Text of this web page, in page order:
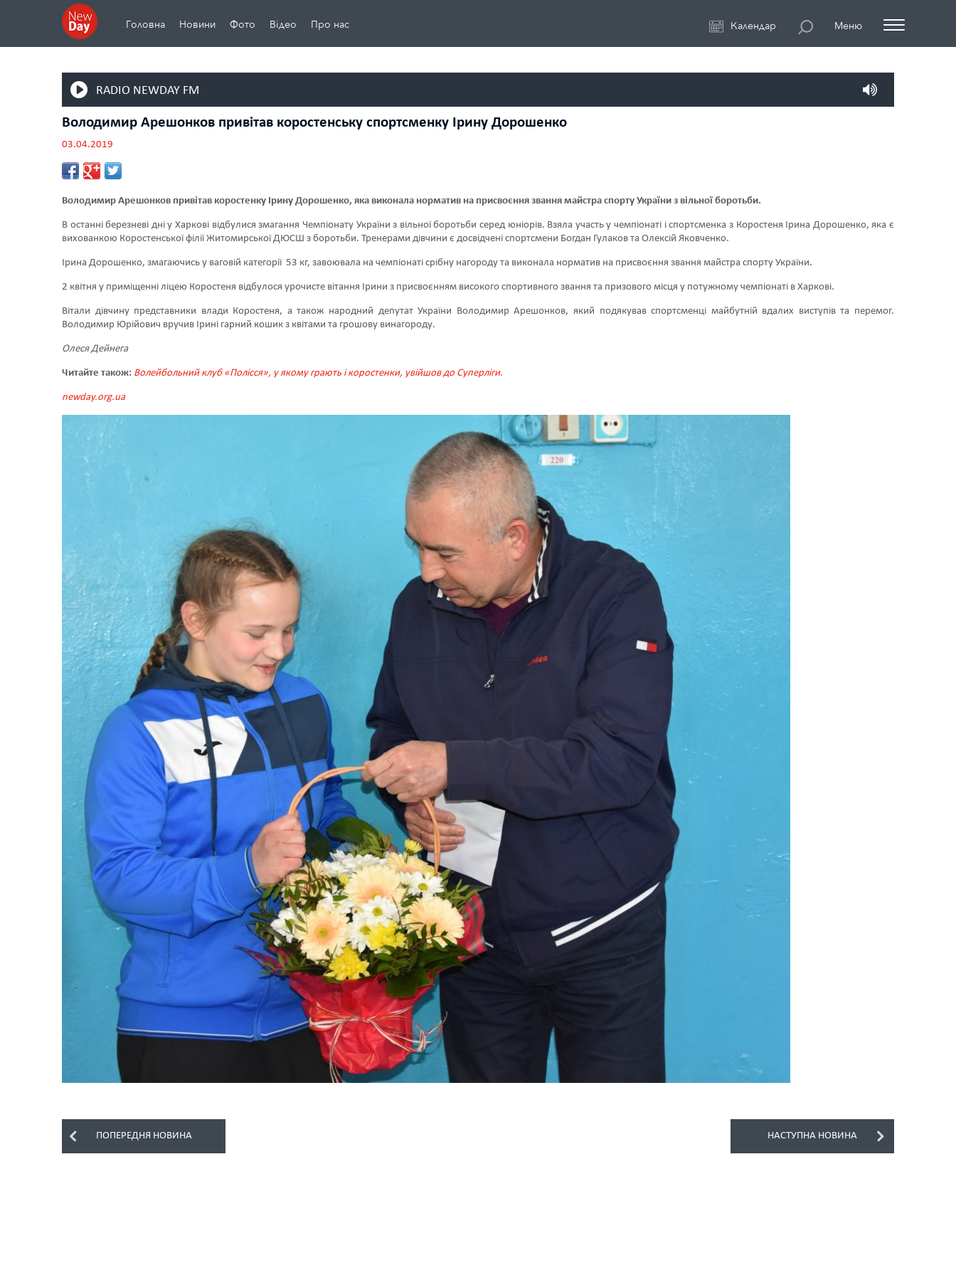
Головна Новини Фото Відео Про нас Календар Меню
RADIO NEWDAY FM
Володимир Арешонков привітав коростенську спортсменку Ірину Дорошенко
03.04.2019
Володимир Арешонков привітав коростенку Ірину Дорошенко, яка виконала норматив на присвоєння звання майстра спорту України з вільної боротьби.
В останні березневі дні у Харкові відбулися змагання Чемпіонату України з вільної боротьби серед юніорів. Взяла участь у чемпіонаті і спортсменка з Коростеня Ірина Дорошенко, яка є
вихованкою Коростенської філії Житомирської ДЮСШ з боротьби. Тренерами дівчини є досвідчені спортсмени Богдан Гулаков та Олексій Яковченко.
Ірина Дорошенко, змагаючись у ваговій категорії 53 кг, завоювала на чемпіонаті срібну нагороду та виконала норматив на присвоєння звання майстра спорту України.
2 квітня у приміщенні ліцею Коростеня відбулося урочисте вітання Ірини з присвоєнням високого спортивного звання та призового місця у потужному чемпіонаті в Харкові.
Вітали дівчину представники влади Коростеня, а також народний депутат України Володимир Арешонков, який подякував спортсменці майбутній вдалих виступів та перемог.
Володимир Юрійович вручив Ірині гарний кошик з квітами та грошову винагороду.
Олеся Дейнега
Читайте також: Волейбольний клуб «Полісся», у якому грають і коростенки, увійшов до Суперліги.
newday.org.ua
ПОПЕРЕДНЯ НОВИНА НАСТУПНА НОВИНА